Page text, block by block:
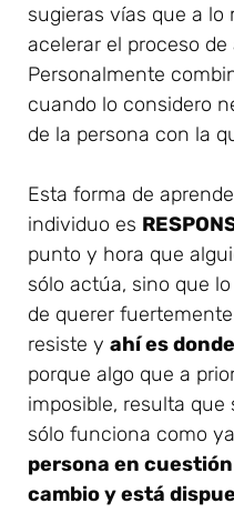
sugieras vías que a lo
acelerar el proceso de
Personalmente
cuando lo considero
de la persona con la
Esta forma de
individuo es
punto y hora que
sólo actúa, sino que
de querer
resiste y ahí es
porque algo que a
imposible, resulta que
sólo funciona como
persona en
cambio y está